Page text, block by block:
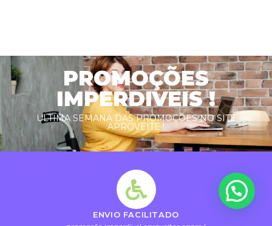
PROMOÇÕES
IMPERDIVEIS !
ULTIMA SEMANA DAS PROMOÇÕES NO SITE
APROVEITE !
ENVIO FACILITADO